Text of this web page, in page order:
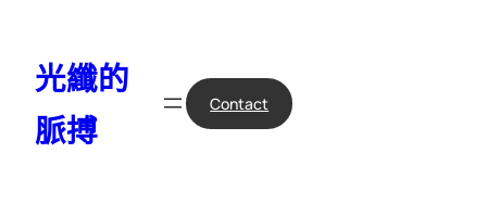
光纖的
脈搏
Contact